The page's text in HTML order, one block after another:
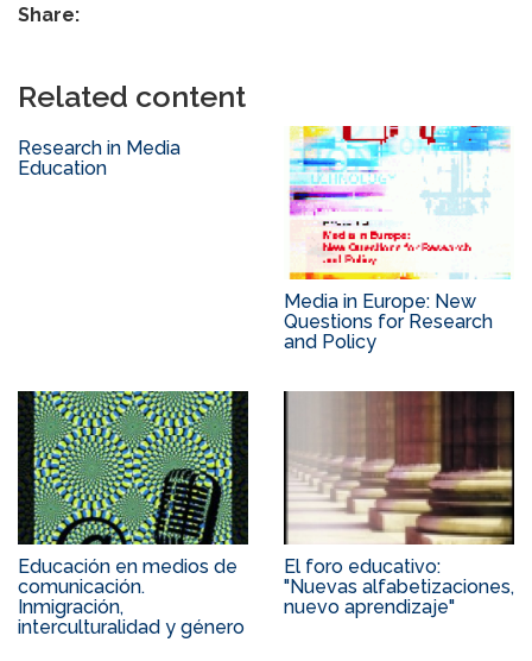
Share:
Related content
Research in Media
Education
Media in Europe: New
Questions for Research
and Policy
Educación en medios de
comunicación.
Inmigración,
interculturalidad y género
El foro educativo:
"Nuevas alfabetizaciones,
nuevo aprendizaje"